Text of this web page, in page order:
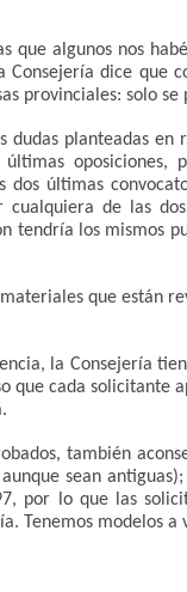
que algunos nos
Consejería dice que
provinciales: solo
dudas planteadas
dos últimas
de las
tendría los mismos
que están
la Consejería
que cada solicitante
también
sean
por lo que las
Tenemos modelos a